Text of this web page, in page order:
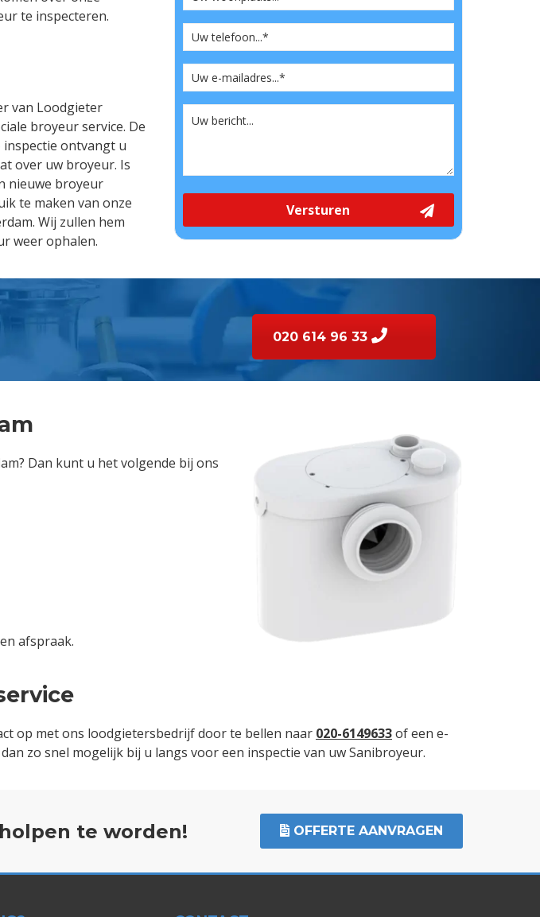
te inspecteren.
van Loodgieter
broyeur service. De
ontvangt u
over uw broyeur. Is
nieuwe broyeur
te maken van onze
Wij zullen hem
weer ophalen.
Versturen
020 614 96 33
Dan kunt u het volgende bij ons
afspraak.
op met ons loodgietersbedrijf door te bellen naar 020-6149633of een e-
zo snel mogelijk bij u langs voor een inspectie van uw Sanibroyeur.
te worden! OFFERTE AANVRAGEN